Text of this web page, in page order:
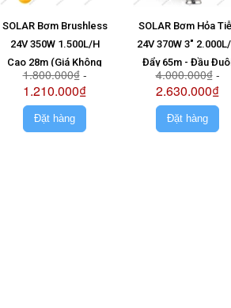
SOLAR Bơm Brushless
24V 350W 1.500L/H
Cao 28m (Giá Không
Pin)
1.800.000₫-
1.210.000₫
Đặt hàng
SOLAR Bơm Hỏa
24V 370W 3"
Đẩy 65m - Đầu
Chuột (Giá Không
4.000.000₫-
2.630.000₫
Đặt hàng